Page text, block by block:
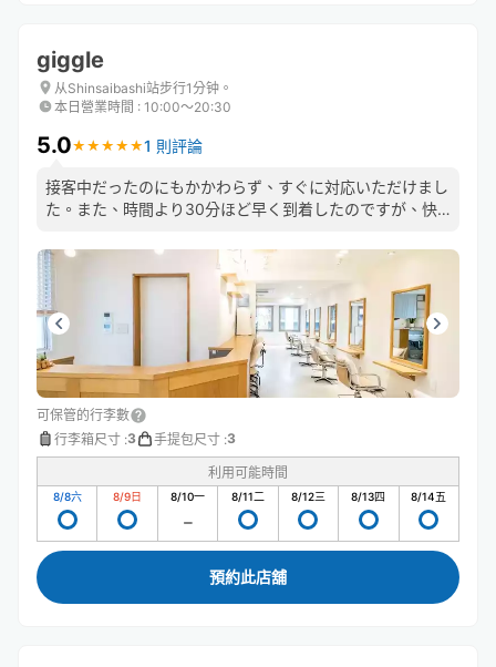
giggle
从Shinsaibashi站步行1分钟。
本日營業時間 : 10:00〜20:30
5.0★ ★ ★ ★ ★
★ ★ ★ ★ ★1 則評論
接客中だったのにもかかわらず、すぐに対応いただけまし
た。また、時間より30分ほど早く到着したのですが、快
可保管的行李數
行李箱尺寸 :3 手提包尺寸 :3
利用可能時間
8/8六 8/9日 8/10一 8/11二 8/12三 8/13四 8/14五
預約此店舖